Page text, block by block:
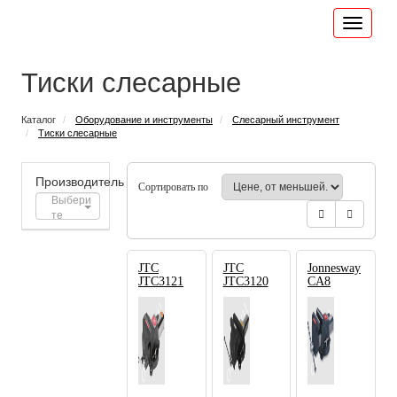
Тиски слесарные
Каталог Оборудование и инструменты
Слесарный инструмент
Тиски слесарные
Производитель Сортировать по
JTC
JTC3121
JTC
JTC3120
Jonnesway
CA8